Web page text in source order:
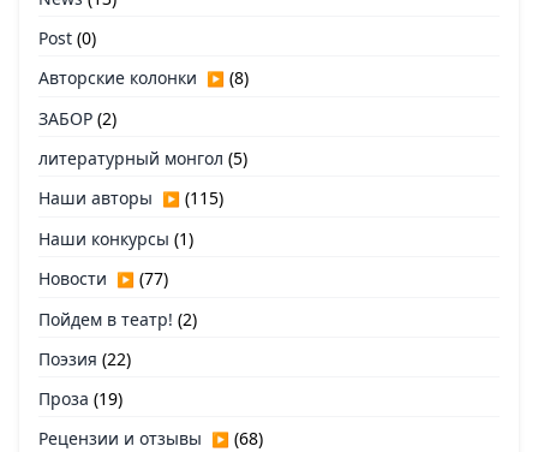
Post (0)
Авторские колонки ▶ (8)
ЗАБОР (2)
литературный монгол (5)
Наши авторы ▶ (115)
Наши конкурсы (1)
Новости ▶ (77)
Пойдем в театр! (2)
Поэзия (22)
Проза (19)
Рецензии и отзывы ▶ (68)